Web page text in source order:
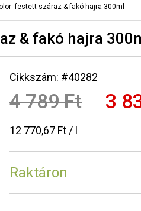
-festett száraz & fakó hajra 300ml
& fakó hajra
Cikkszám: #40282
4 789 Ft 3
12 770,67 Ft / l
Raktáron